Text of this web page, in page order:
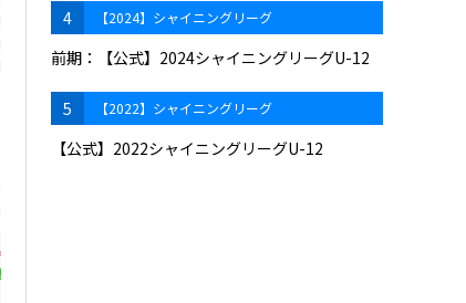
4 【2024】シャイニングリーグ
前期：【公式】2024シャイニングリーグU-12
5 【2022】シャイニングリーグ
【公式】2022シャイニングリーグU-12